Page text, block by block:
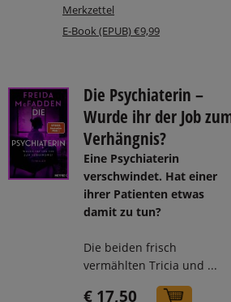
Merkzettel
E-Book (EPUB) €9,99
Die Psychiaterin –
Wurde ihr der Job
Verhängnis?
Eine Psychiaterin
verschwindet. Hat einer
ihrer Patienten etwas
damit zu tun?
Die beiden frisch
vermählten Tricia und ...
€ 17,50